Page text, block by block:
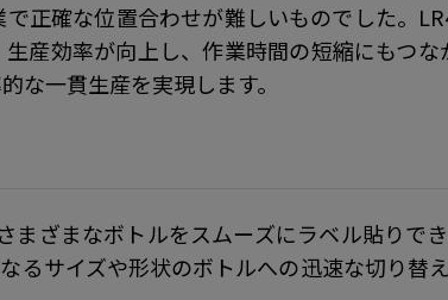
正確な位置合わせが難しいものでした。
産効率が向上し、作業時間の短縮にもつな
な一貫生産を実現します。
ざまなボトルをスムーズにラベル貼りで
るサイズや形状のボトルへの迅速な切り替